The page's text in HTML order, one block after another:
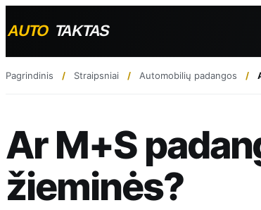
Pagrindinis Straipsniai Automobilių padangos
Ar M+S
žieminės?